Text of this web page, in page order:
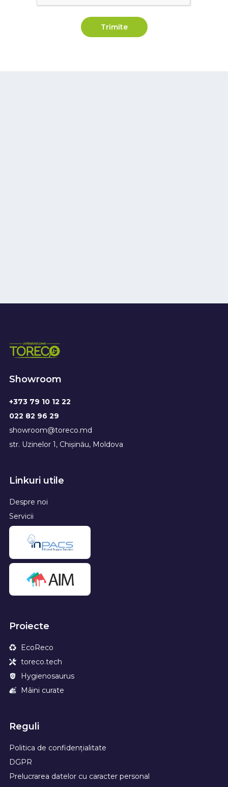
Trimite
Showroom
+373 79 10 12 22
022 82 96 29
showroom@toreco.md
str. Uzinelor 1, Chișinău, Moldova
Linkuri utile
Despre noi
Servicii
Proiecte
EcoReco
toreco.tech
Hygienosaurus
Mâini curate
Reguli
Politica de confidențialitate
DGPR
Prelucrarea datelor cu caracter personal